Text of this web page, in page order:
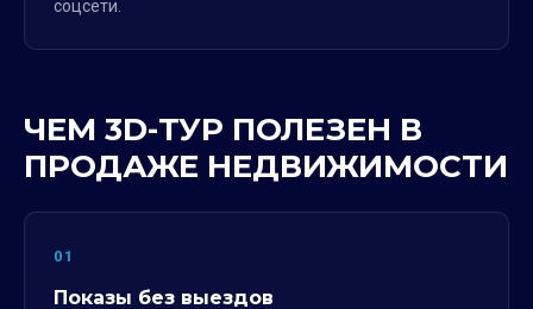
соцсети.
ЧЕМ 3D-ТУР ПОЛЕЗЕН В
ПРОДАЖЕ НЕДВИЖИМОСТИ
01
Показы без выездов